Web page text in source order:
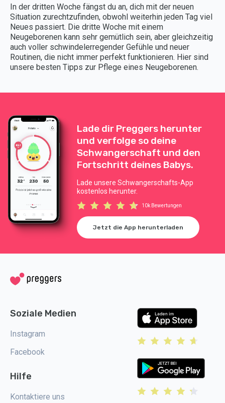
In der dritten Woche fängst du an, dich mit der neuen
Situation zurechtzufinden, obwohl weiterhin jeden Tag viel
Neues passiert. Die dritte Woche mit einem
Neugeborenen kann sehr gemütlich sein, aber gleichzeitig
auch voller schwindelerregender Gefühle und neuer
Routinen, die nicht immer perfekt funktionieren. Hier sind
unsere besten Tipps zur Pflege eines Neugeborenen.
Lade dir Preggers herunter
und verfolge so deine
Schwangerschaft und den
Fortschritt deines Babys.
Lade unsere Schwangerschafts-App
kostenlos herunter.
10k Bewertungen
Jetzt die App herunterladen
Soziale Medien
Instagram
Facebook
Hilfe
Kontaktiere uns